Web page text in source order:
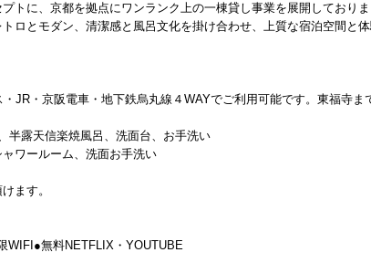
トに、京都を拠点にワンランク上の一棟貸し事業を展開しておりま
ロとモダン、清潔感と風呂文化を掛け合わせ、上質な宿泊空間と
JR・京阪電車・地下鉄烏丸線４WAYでご利用可能です。東福寺ま
半露天信楽焼風呂、洗面台、お手洗い
ワールーム、洗面お手洗い
ます。
WIFI●無料NETFLIX・YOUTUBE